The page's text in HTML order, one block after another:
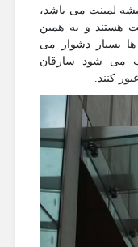
لمینت می باشد،
و به همین
بسیار دشوار می
می شود سارقان
کنند.